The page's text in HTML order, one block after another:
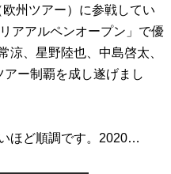
州ツアー）に参戦してい
アアルペンオープン」で優
涼、星野陸也、中島啓太、
ー制覇を成し遂げまし
ほど順調です。2020…